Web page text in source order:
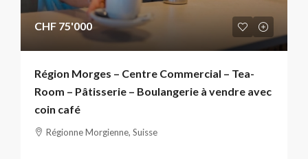
CHF 75'000
Région Morges – Centre Commercial – Tea-
Room – Pâtisserie – Boulangerie à vendre avec
coin café
Régionne Morgienne, Suisse